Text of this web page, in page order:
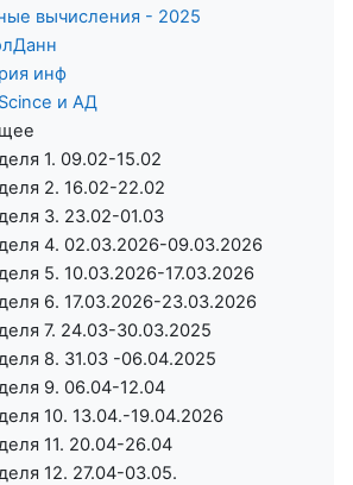
вычисления - 2025
инф
и АД
1. 09.02-15.02
2. 16.02-22.02
3. 23.02-01.03
4. 02.03.2026-09.03.2026
5. 10.03.2026-17.03.2026
6. 17.03.2026-23.03.2026
7. 24.03-30.03.2025
8. 31.03 -06.04.2025
9. 06.04-12.04
10. 13.04.-19.04.2026
11. 20.04-26.04
12. 27.04-03.05.